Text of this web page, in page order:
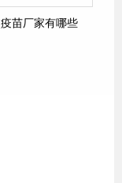
苗厂家有哪些